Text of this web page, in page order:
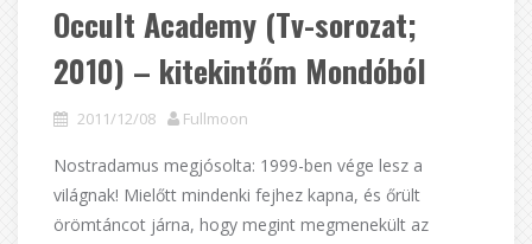
Occult Academy (Tv-sorozat;
2010) – kitekintőm Mondóból
2011/12/08 Fullmoon
Nostradamus megjósolta: 1999-ben vége lesz a
világnak! Mielőtt mindenki fejhez kapna, és őrült
örömtáncot járna, hogy megint megmenekült az